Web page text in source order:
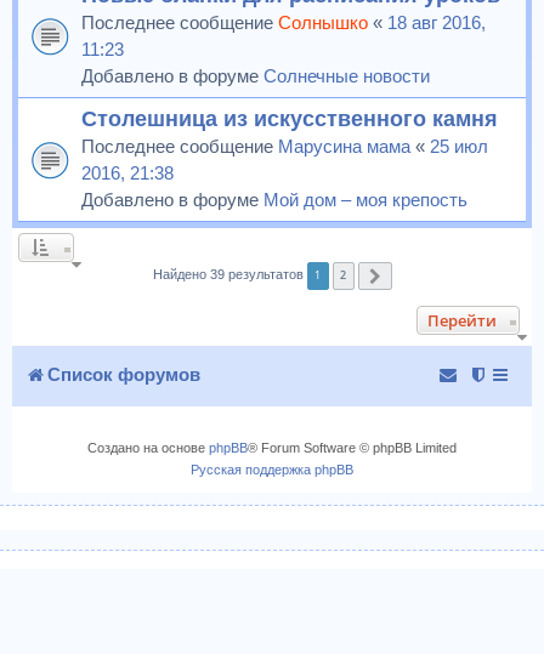
Последнее сообщение Солнышко « 18 авг 2016,
11:23
Добавлено в форуме Солнечные новости
Столешница из искусственного камня
Последнее сообщение Марусина мама « 25 июл
2016, 21:38
Добавлено в форуме Мой дом – моя крепость
Найдено 39 результатов 1 2
Перейти
Список форумов
Создано на основе phpBB® Forum Software © phpBB Limited
Русская поддержка phpBB